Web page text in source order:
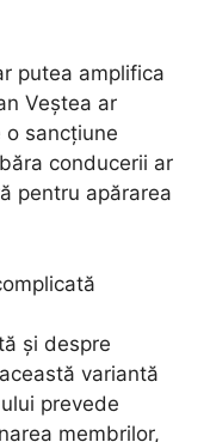
putea amplifica
Veștea ar
o sancțiune
conducerii ar
pentru apărarea
și despre
variantă
prevede
membrilor,